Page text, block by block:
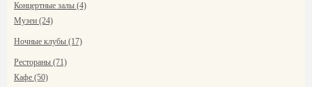
Концертные залы (4)
Музеи (24)
Ночные клубы (17)
Рестораны (71)
Кафе (50)